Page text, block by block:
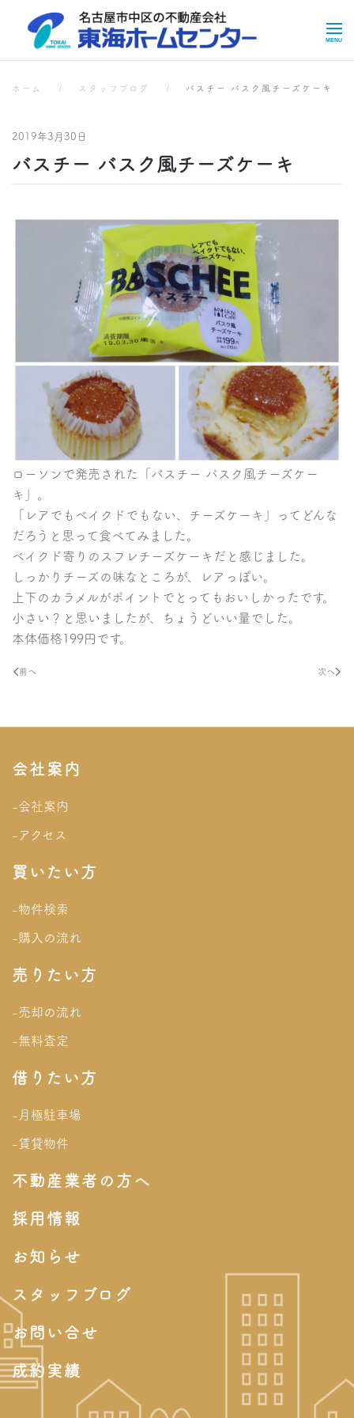
Skip to main content
スタッフブログ
スタッフブログ
ホーム スタッフブログ バスチー バスク風チーズケーキ
2019年3月30日
バスチー バスク風チーズケーキ
ローソンで発売された「バスチー バスク風チーズケー
キ」。
「レアでもベイクドでもない、チーズケーキ」ってどんな
だろうと思って食べてみました。
ベイクド寄りのスフレチーズケーキだと感じました。
しっかりチーズの味なところが、レアっぽい。
上下のカラメルがポイントでとってもおいしかったです。
小さい？と思いましたが、ちょうどいい量でした。
本体価格199円です。
前へ 次へ
会社案内
-会社案内
-アクセス
買いたい方
-物件検索
-購入の流れ
売りたい方
-売却の流れ
-無料査定
借りたい方
-月極駐車場
-賃貸物件
不動産業者の方へ
採用情報
お知らせ
スタッフブログ
お問い合せ
成約実績